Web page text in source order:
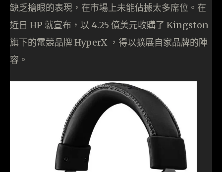
缺乏搶眼的表現，在市場上未能佔據太多席位。在
近日 HP 就宣布，以 4.25 億美元收購了 Kingston
旗下的電競品牌 HyperX ，得以擴展自家品牌的陣
容。